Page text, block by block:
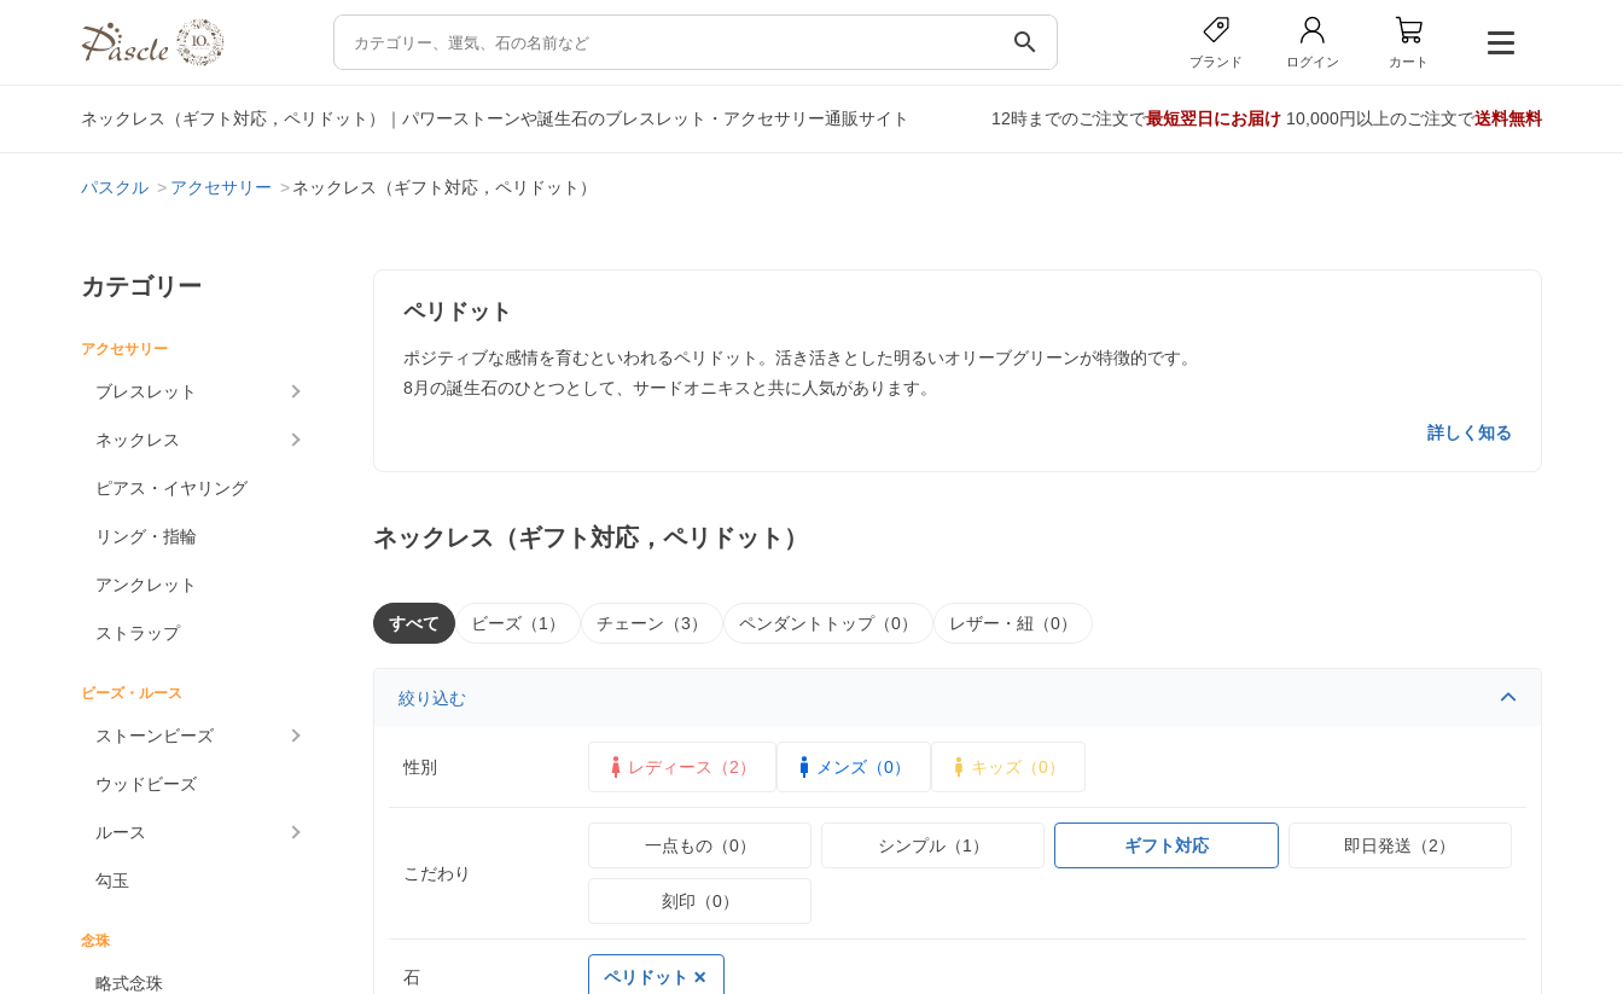
search
ブランド ログイン カート
ネックレス（ギフト対応，ペリドット）｜パワーストーンや誕生石のブレスレット・アクセサリー通販サイト 12時までのご注文で最短翌日にお届け10,000円以上のご注文で送料無料
パスクル アクセサリー ネックレス（ギフト対応，ペリドット）
カテゴリー
アクセサリー
ブレスレット
ネックレス
ピアス・イヤリング
リング・指輪
アンクレット
ストラップ
ビーズ・ルース
ストーンビーズ
ウッドビーズ
ルース
勾玉
念珠
略式念珠
ペリドット
ポジティブな感情を育むといわれるペリドット。活き活きとした明るいオリーブグリーンが特徴的です。
8月の誕生石のひとつとして、サードオニキスと共に人気があります。
詳しく知る
ネックレス（ギフト対応，ペリドット）
すべて ビーズ（1） チェーン（3） ペンダントトップ（0） レザー・紐（0）
絞り込む
性別 レディース（2） メンズ（0） キッズ（0）
こだわり
一点もの（0） シンプル（1） ギフト対応 即日発送（2）
刻印（0）
石 ペリドット